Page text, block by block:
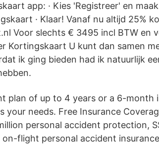
app: · Kies 'Registreer' en
· Klaar! Vanaf nu altijd 25%
Voor slechts € 3495 incl BTW en
Kortingskaart U kunt dan samen
ik ging bieden had ik natuurlijk
plan of up to 4 years or a 6-month
your needs. Free Insurance
personal accident protection,
flight personal accident